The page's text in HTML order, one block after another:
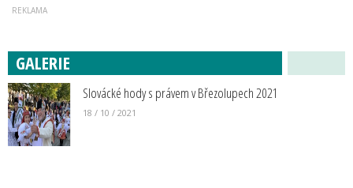
GALERIE
Slovácké hody s právem v Březolupech 2021
18 / 10 / 2021